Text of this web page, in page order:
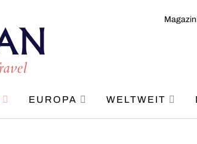
Magazin
EUROPA WELTWEIT